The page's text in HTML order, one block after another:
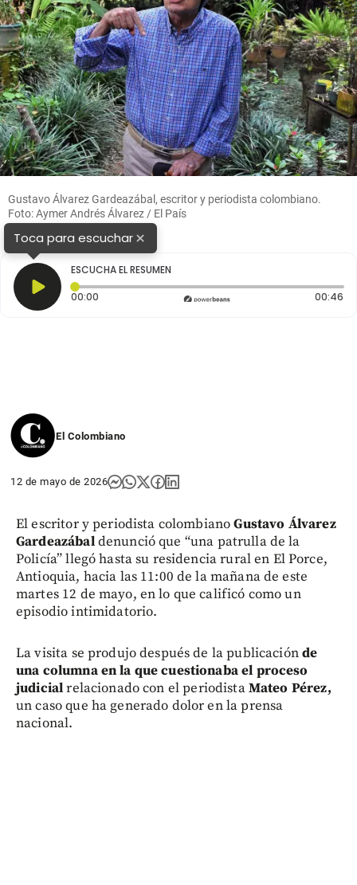
Gustavo Álvarez Gardeazábal, escritor y periodista colombiano.
Foto: Aymer Andrés Álvarez / El País
Toca para escuchar×
ESCUCHA EL RESUMEN
00:00 Tiempo transcurrido: 0 segundos 00:46
El Colombiano
12 de mayo de 2026
El escritor y periodista colombianoGustavo Álvarez
Gardeazábaldenunció que “una patrulla de la
Policía” llegó hasta su residencia rural en El Porce,
Antioquia, hacia las 11:00 de la mañana de este
martes 12 de mayo, en lo que calificó como un
episodio intimidatorio.
La visita se produjo después de la publicaciónde
una columna en la que cuestionaba el proceso
judicialrelacionado con el periodistaMateo Pérez,
un caso que ha generado dolor en la prensa
nacional.